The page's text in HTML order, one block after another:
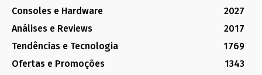
Consoles e Hardware
2027
Análises e Reviews
2017
Tendências e Tecnologia
1769
Ofertas e Promoções
1343